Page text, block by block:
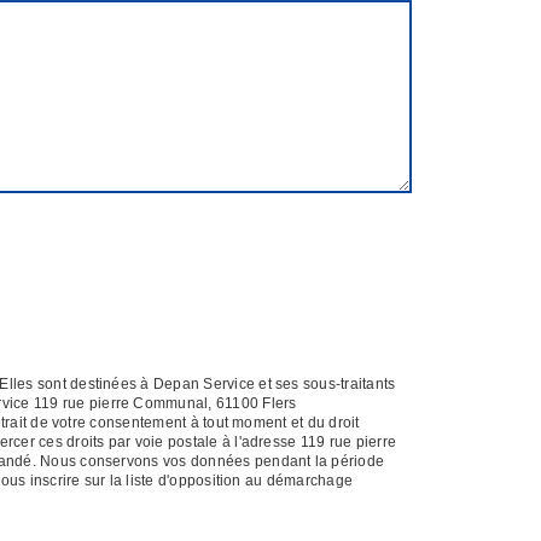
sont destinées à Depan Service et ses sous-traitants
119 rue pierre Communal, 61100 Flers
de votre consentement à tout moment et du droit
ces droits par voie postale à l'adresse 119 rue pierre
Nous conservons vos données pendant la période
inscrire sur la liste d'opposition au démarchage